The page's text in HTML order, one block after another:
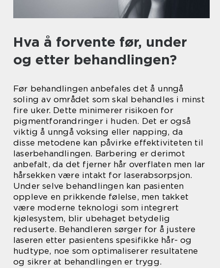
Hva å forvente før, under
og etter behandlingen?
Før behandlingen anbefales det å unngå
soling av området som skal behandles i minst
fire uker. Dette minimerer risikoen for
pigmentforandringer i huden. Det er også
viktig å unngå voksing eller napping, da
disse metodene kan påvirke effektiviteten til
laserbehandlingen. Barbering er derimot
anbefalt, da det fjerner hår overflaten men lar
hårsekken være intakt for laserabsorpsjon.
Under selve behandlingen kan pasienten
oppleve en prikkende følelse, men takket
være moderne teknologi som integrert
kjølesystem, blir ubehaget betydelig
reduserte. Behandleren sørger for å justere
laseren etter pasientens spesifikke hår- og
hudtype, noe som optimaliserer resultatene
og sikrer at behandlingen er trygg.